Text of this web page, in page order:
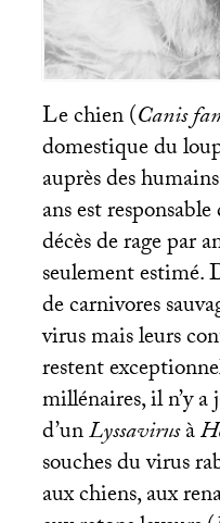
Le chien (Canis
domestique du
auprès des
ans est
décès de rage par
seulement estimé.
de carnivores
virus mais leurs
restent
millénaires, il n’y
d’unLyssavirusà
souches du virus
aux chiens, aux